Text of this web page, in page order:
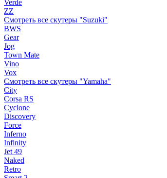
Verde
ZZ
Смотреть все скутеры "Suzuki"
BWS
Gear
Jog
Town Mate
Vino
Vox
Смотреть все скутеры "Yamaha"
City
Corsa RS
Cyclone
Discovery
Force
Inferno
Infinity
Jet 49
Naked
Retro